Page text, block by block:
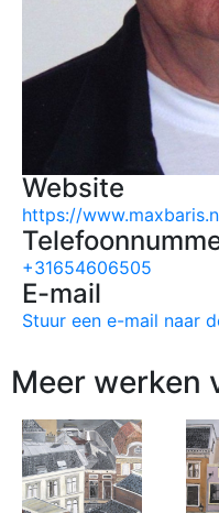
Website
https://
+31654606505
E-mail
Stuur een e-mail naar
Meer werken